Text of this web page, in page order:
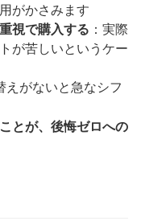
がかさみます
視で購入する ：実際
が苦しいというケー
えがないと急なシフ
とが、後悔ゼロへの